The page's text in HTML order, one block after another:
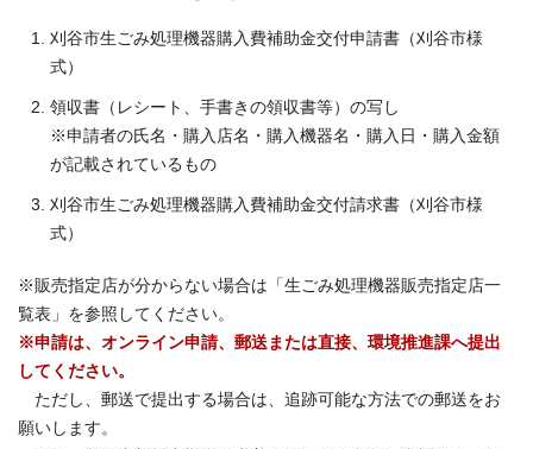
刈谷市生ごみ処理機器購入費補助金交付申請書（刈谷市様
式）
領収書（レシート、手書きの領収書等）の写し
※申請者の氏名・購入店名・購入機器名・購入日・購入金額
が記載されているもの
刈谷市生ごみ処理機器購入費補助金交付請求書（刈谷市様
式）
※販売指定店が分からない場合は「生ごみ処理機器販売指定店一
覧表」を参照してください。
※申請は、オンライン申請、郵送または直接、環境推進課へ提出
してください。
ただし、郵送で提出する場合は、追跡可能な方法での郵送をお
願いします。